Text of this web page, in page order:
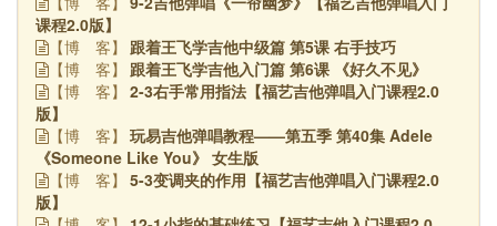
【博 客】
课程2.0版】
【博 客】 跟着王飞学吉他中级篇 第5课 右手技巧
【博 客】 跟着王飞学吉他入门篇 第6课 《好久不见》
【博 客】
2-3右手常用指法【福艺吉他弹唱入门课程2.0
版】
【博 客】
玩易吉他弹唱教程——第五季 第40集 Adele
《Someone Like You》 女生版
【博 客】
5-3变调夹的作用【福艺吉他弹唱入门课程2.0
版】